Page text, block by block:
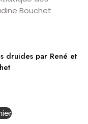
druides par René et